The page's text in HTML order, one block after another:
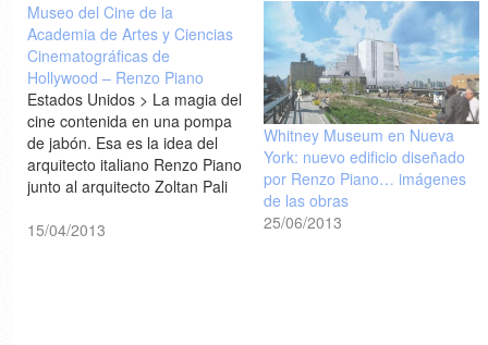
Museo del Cine de la
Academia de Artes y Ciencias
Cinematográficas de
Hollywood – Renzo Piano
Estados Unidos > La magia del
cine contenida en una pompa
de jabón. Esa es la idea del
arquitecto italiano Renzo Piano
junto al arquitecto Zoltan Pali
de la Academia de Artes y
15/04/2013
Whitney Museum en Nueva
York: nuevo edificio diseñado
por Renzo Piano… imágenes
de las obras
25/06/2013